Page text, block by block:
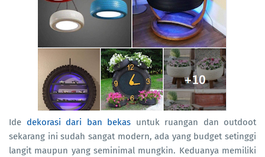
Ide dekorasi dari ban bekas untuk ruangan dan outdoot
sekarang ini sudah sangat modern, ada yang budget setinggi
langit maupun yang seminimal mungkin. Keduanya memiliki